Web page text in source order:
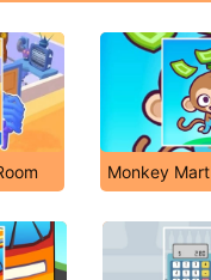
Monkey Mart